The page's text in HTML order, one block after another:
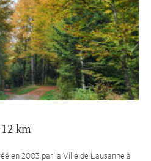
km
en 2003 par la Ville de Lausanne à